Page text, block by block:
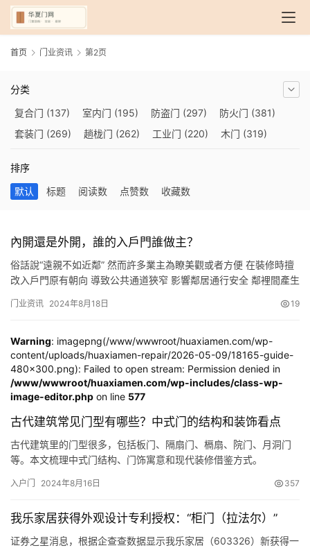
首页 门业资讯 第2页
分类
复合门 (137) 室内门 (195) 防盗门 (297) 防火门 (381)
套装门 (269) 趟栊门 (262) 工业门 (220) 木门 (319)
铜门
折叠门
(282) 厨房门 (745) 卫生间门
电动门(409) 防爆门(87) 快速门(258)
阳台门(693) 生态门(222) 免漆门(166) 悬浮门(227)
智能门(267) 模压门(117) 铁艺门(252) 装甲门(263)
车库门
(435) 隐形门
百叶门(326) 平开门(283) 原木门(139) 实木门(222)
庭院门(309) 安检门(433) 感应门(168)
排序
默认
标题 阅读数 点赞数 收藏数
內開還是外開，誰的入戶門誰做主？
俗話說“遠親不如近鄰” 然而許多業主為瞭美觀或者方便 在裝修時擅
改入戶門原有朝向 導致公共通道狹窄 影響鄰居通行安全 鄰裡間產生
的行為是否合法呢？ 一起來看看今天的案件 案件詳情 黃某與陳某系
的向內開啟的入戶門改為向外開啟，並擴大瞭門體…
门业资讯 2024年8月18日 19
Warning: imagepng(/www/wwwroot/huaxiamen.com/wp-
content/uploads/huaxiamen-repair/2026-05-09/18165-guide-
480x300.png): Failed to open stream: Permission denied in
/www/wwwroot/huaxiamen.com/wp-includes/class-wp-
image-editor.php on line 577
古代建筑常见门型有哪些？中式门的结构和装饰看点
古代建筑里的门型很多，包括板门、隔扇门、槅扇、院门、月洞门
等。本文梳理中式门结构、门饰寓意和现代装修借鉴方式。
入户门 2024年8月16日 357
我乐家居获得外观设计专利授权：“柜门（拉法尔）”
证券之星消息，根据企查查数据显示我乐家居（603326）新获得一